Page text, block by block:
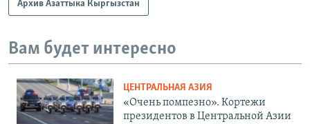
Архив Азаттыка Кыргызстан
Вам будет интересно
ЦЕНТРАЛЬНАЯ АЗИЯ
«Очень помпезно». Кортежи
президентов в Центральной Азии